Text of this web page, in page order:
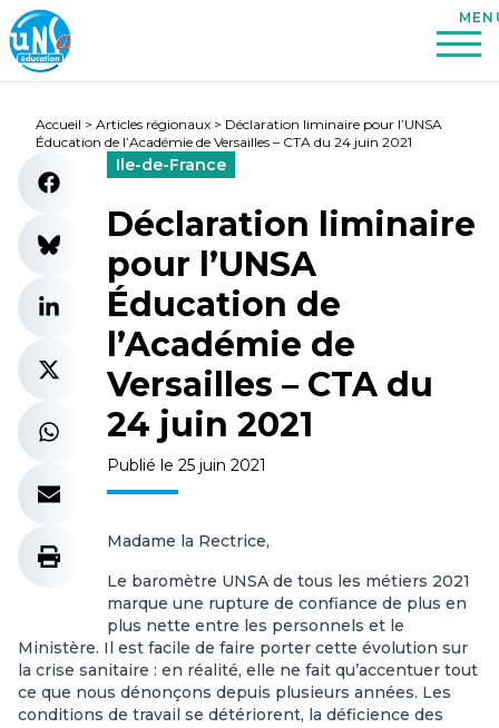
Accueil > Articles régionaux > Déclaration liminaire pour l’UNSA
Éducation de l’Académie de Versailles – CTA du 24 juin 2021
Ile-de-France
Déclaration liminaire
pour l’UNSA
Éducation de
l’Académie de
Versailles – CTA du
24 juin 2021
Publié le 25 juin 2021
Madame la Rectrice,
Le baromètre UNSA de tous les métiers 2021
marque une rupture de confiance de plus en
plus nette entre les personnels et le
Ministère. Il est facile de faire porter cette évolution sur
la crise sanitaire : en réalité, elle ne fait qu’accentuer tout
ce que nous dénonçons depuis plusieurs années. Les
conditions de travail se détériorent, la déficience des